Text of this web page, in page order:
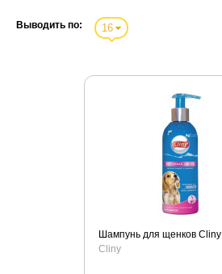
Выводить по: 16
Шампунь для щенков Cliny
Cliny